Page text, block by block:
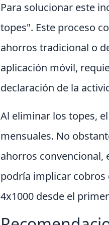
Para solucionar este
topes". Este proceso
ahorros tradicional o
aplicación móvil,
declaración de la
Al eliminar los topes,
mensuales. No
ahorros convencional,
podría implicar cobros
4x1000 desde el